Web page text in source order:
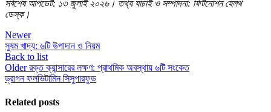
সর্বশেষ আপডেট: ১৩ জুলাই ২০২৬। তথ্য যাচাই ও সম্পাদনা: ফিটনোশন হেলথ
ডেস্ক।
Newer
সুষম খাদ্য: ৬টি উপাদান ও নিয়ম
Back to list
Older রক্ত ক্যান্সারের লক্ষণ: প্রাথমিক অবস্থায় ৬টি সংকেত
ড্রাগন ফলভিটামিন সিসুপারফুড
Related posts